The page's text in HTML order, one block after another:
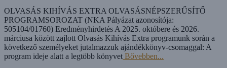
OLVASÁS KIHÍVÁS EXTRA OLVASÁSNÉPSZERŰSÍTŐ
PROGRAMSOROZAT (NKA Pályázat azonosítója:
505104/01760) Eredményhirdetés A 2025. októbere és 2026.
márciusa között zajlott Olvasás Kihívás Extra programunk során a
következő személyeket jutalmazzuk ajándékkönyv-csomaggal: A
program ideje alatt a legtöbb könyvet Bővebben...